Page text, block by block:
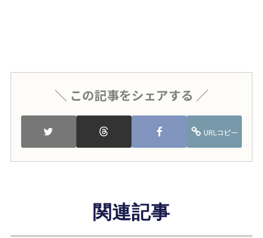
＼ この記事をシェアする ／
URLコピー
関連記事